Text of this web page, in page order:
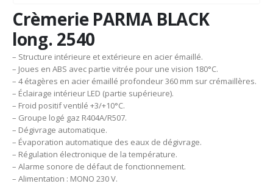
Crèmerie PARMA BLACK
long. 2540
– Structure intérieure et extérieure en acier émaillé.
– Joues en ABS avec partie vitrée pour une vision 180°C.
– 4 étagères en acier émaillé profondeur 360 mm sur crémaillères.
– Éclairage intérieur LED (partie supérieure).
– Froid positif ventilé +3/+10°C.
– Groupe logé gaz R404A/R507.
– Dégivrage automatique.
– Évaporation automatique des eaux de dégivrage.
– Régulation électronique de la température.
– Alarme sonore de défaut de fonctionnement.
– Alimentation : MONO 230 V.